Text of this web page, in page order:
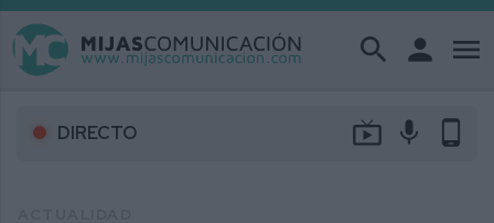
search person menu
DIRECTO live_tv mic phone_android